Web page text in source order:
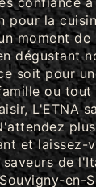
pour la
moment de
dégustant
soit pour
ou
L'ETNA
et laissez-
de
en-